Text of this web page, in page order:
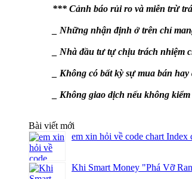
*** Cảnh báo rủi ro và miễn trừ
_ Những nhận định ở trên chỉ
_ Nhà đầu tư tự chịu trách nhiệm
_ Không có bất kỳ sự mua bán
_ Không giao dịch nếu không
Bài viết mới
em xin hỏi về code chart Index
Khi Smart Money "Phá Vỡ